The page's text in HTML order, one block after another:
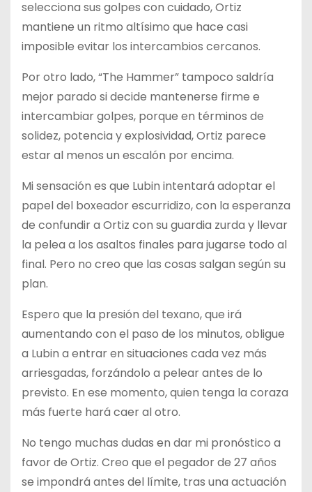
selecciona sus golpes con cuidado, Ortiz
mantiene un ritmo altísimo que hace casi
imposible evitar los intercambios cercanos.
Por otro lado, “The Hammer” tampoco saldría
mejor parado si decide mantenerse firme e
intercambiar golpes, porque en términos de
solidez, potencia y explosividad, Ortiz parece
estar al menos un escalón por encima.
Mi sensación es que Lubin intentará adoptar el
papel del boxeador escurridizo, con la esperanza
de confundir a Ortiz con su guardia zurda y llevar
la pelea a los asaltos finales para jugarse todo al
final. Pero no creo que las cosas salgan según su
plan.
Espero que la presión del texano, que irá
aumentando con el paso de los minutos, obligue
a Lubin a entrar en situaciones cada vez más
arriesgadas, forzándolo a pelear antes de lo
previsto. En ese momento, quien tenga la coraza
más fuerte hará caer al otro.
No tengo muchas dudas en dar mi pronóstico a
favor de Ortiz. Creo que el pegador de 27 años
se impondrá antes del límite, tras una actuación